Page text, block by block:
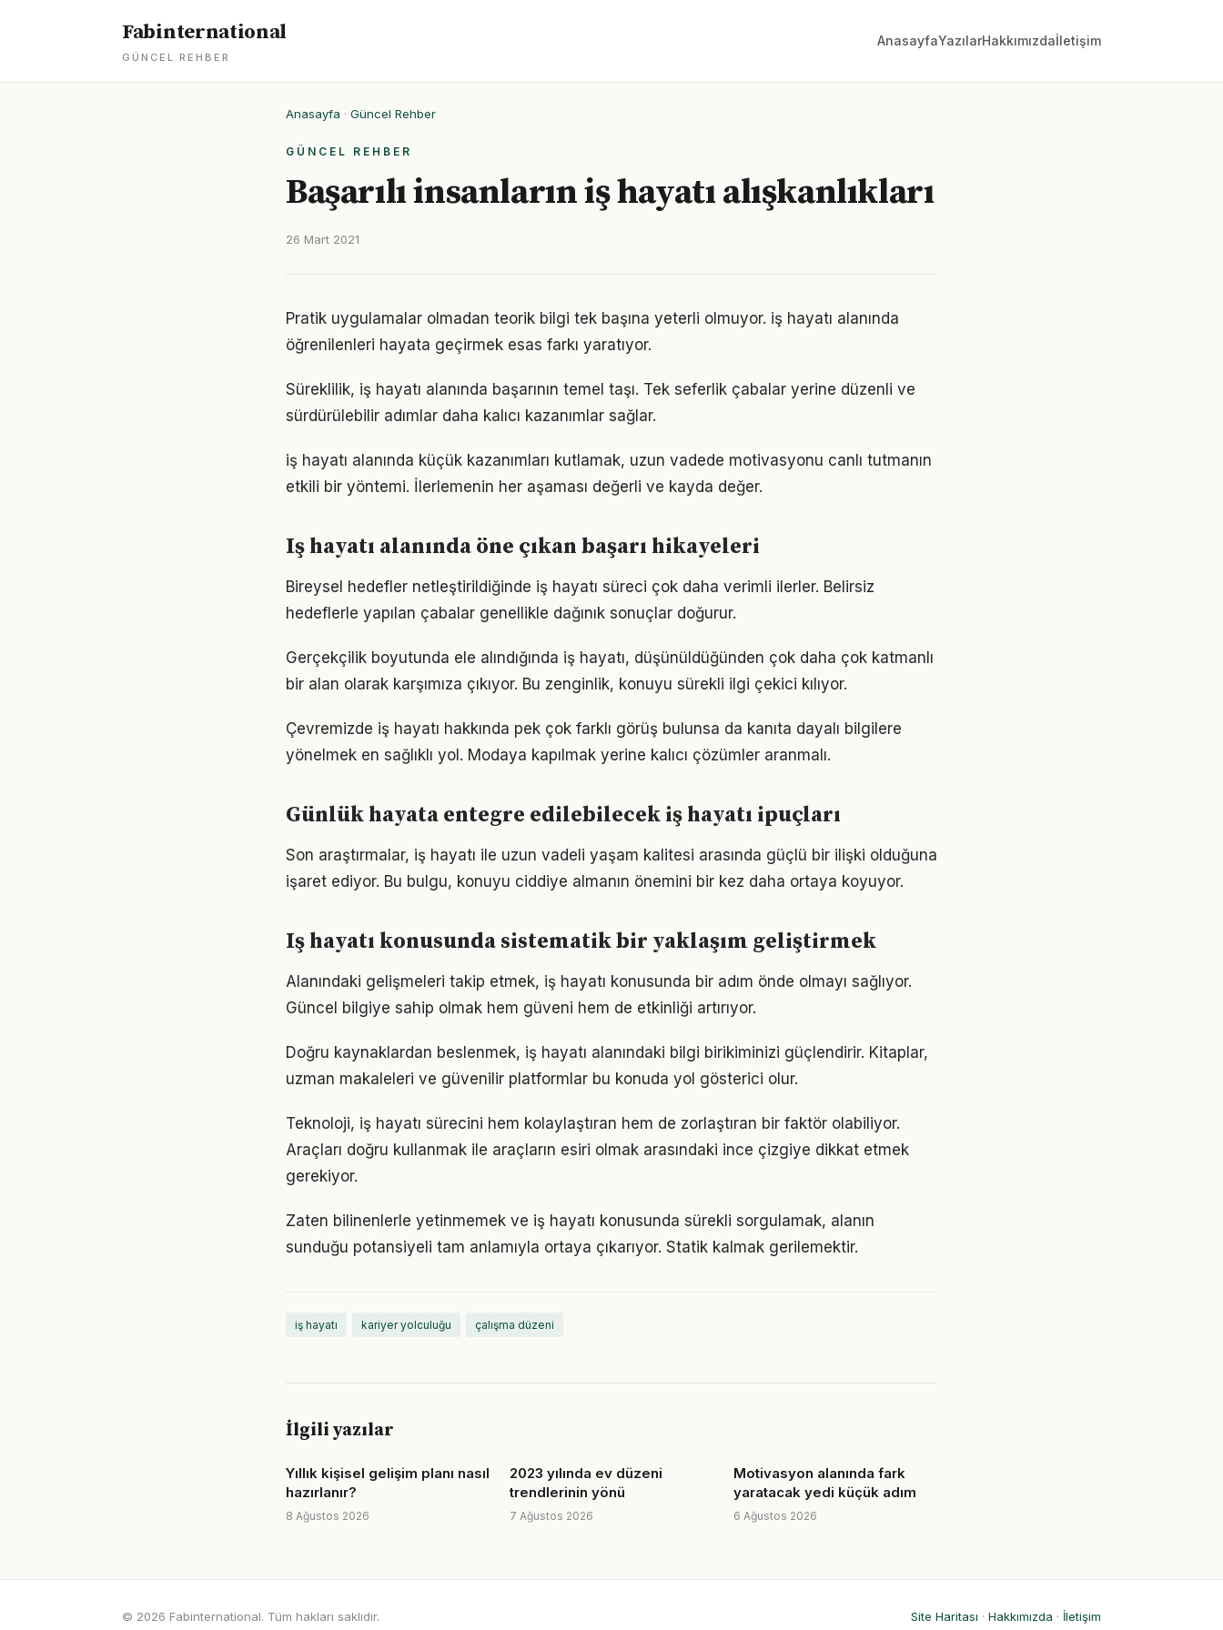
Fabinternational
GÜNCEL REHBER
AnasayfaYazılarHakkımızdaİletişim
Anasayfa · Güncel Rehber
GÜNCEL REHBER
Başarılı insanların iş hayatı alışkanlıkları
26 Mart 2021
Pratik uygulamalar olmadan teorik bilgi tek başına yeterli olmuyor. iş hayatı alanında
öğrenilenleri hayata geçirmek esas farkı yaratıyor.
Süreklilik, iş hayatı alanında başarının temel taşı. Tek seferlik çabalar yerine düzenli ve
sürdürülebilir adımlar daha kalıcı kazanımlar sağlar.
iş hayatı alanında küçük kazanımları kutlamak, uzun vadede motivasyonu canlı tutmanın
etkili bir yöntemi. İlerlemenin her aşaması değerli ve kayda değer.
Iş hayatı alanında öne çıkan başarı hikayeleri
Bireysel hedefler netleştirildiğinde iş hayatı süreci çok daha verimli ilerler. Belirsiz
hedeflerle yapılan çabalar genellikle dağınık sonuçlar doğurur.
Gerçekçilik boyutunda ele alındığında iş hayatı, düşünüldüğünden çok daha çok katmanlı
bir alan olarak karşımıza çıkıyor. Bu zenginlik, konuyu sürekli ilgi çekici kılıyor.
Çevremizde iş hayatı hakkında pek çok farklı görüş bulunsa da kanıta dayalı bilgilere
yönelmek en sağlıklı yol. Modaya kapılmak yerine kalıcı çözümler aranmalı.
Günlük hayata entegre edilebilecek iş hayatı ipuçları
Son araştırmalar, iş hayatı ile uzun vadeli yaşam kalitesi arasında güçlü bir ilişki olduğuna
işaret ediyor. Bu bulgu, konuyu ciddiye almanın önemini bir kez daha ortaya koyuyor.
Iş hayatı konusunda sistematik bir yaklaşım geliştirmek
Alanındaki gelişmeleri takip etmek, iş hayatı konusunda bir adım önde olmayı sağlıyor.
Güncel bilgiye sahip olmak hem güveni hem de etkinliği artırıyor.
Doğru kaynaklardan beslenmek, iş hayatı alanındaki bilgi birikiminizi güçlendirir. Kitaplar,
uzman makaleleri ve güvenilir platformlar bu konuda yol gösterici olur.
Teknoloji, iş hayatı sürecini hem kolaylaştıran hem de zorlaştıran bir faktör olabiliyor.
Araçları doğru kullanmak ile araçların esiri olmak arasındaki ince çizgiye dikkat etmek
gerekiyor.
Zaten bilinenlerle yetinmemek ve iş hayatı konusunda sürekli sorgulamak, alanın
sunduğu potansiyeli tam anlamıyla ortaya çıkarıyor. Statik kalmak gerilemektir.
iş hayatı kariyer yolculuğu çalışma düzeni
İlgili yazılar
Yıllık kişisel gelişim planı nasıl
hazırlanır?
8 Ağustos 2026
2023 yılında ev düzeni
trendlerinin yönü
7 Ağustos 2026
Motivasyon alanında fark
yaratacak yedi küçük adım
6 Ağustos 2026
© 2026 Fabinternational. Tüm hakları saklıdır. Site Haritası · Hakkımızda · İletişim